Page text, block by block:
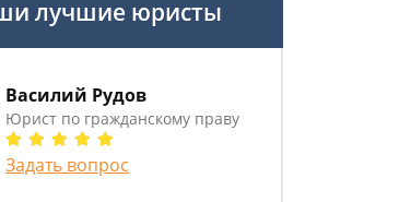
лучшие юристы
Василий Рудов
Юрист по гражданскому праву
Задать вопрос